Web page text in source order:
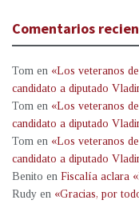
Comentarios
Tom en «Los veteranos
candidato a diputado
Tom en «Los veteranos
candidato a diputado
Tom en «Los veteranos
candidato a diputado
Benito en Fiscalía aclara
Rudy en «Gracias, por